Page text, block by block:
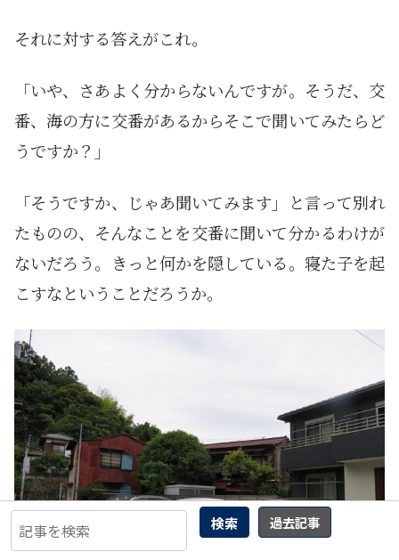
検索 過去記事
それに対する答えがこれ。
「いや、さあよく分からないんですが。そうだ、交
番、海の方に交番があるからそこで聞いてみたらど
うですか？」
「そうですか、じゃあ聞いてみます」と言って別れ
たものの、そんなことを交番に聞いて分かるわけが
ないだろう。きっと何かを隠している。寝た子を起
こすなということだろうか。